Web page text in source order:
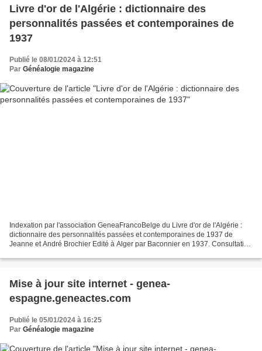
Livre d'or de l'Algérie : dictionnaire des
personnalités passées et contemporaines de
1937
Publié le 08/01/2024 à 12:51
Par Généalogie magazine
Indexation par l'association GeneaFrancoBelge du Livre d'or de l'Algérie :
dictionnaire des personnalités passées et contemporaines de 1937 de
Jeanne et André Brochier Edité à Alger par Baconnier en 1937. Consultation
Mise à jour site internet - genea-
espagne.geneactes.com
Publié le 05/01/2024 à 16:25
Par Généalogie magazine